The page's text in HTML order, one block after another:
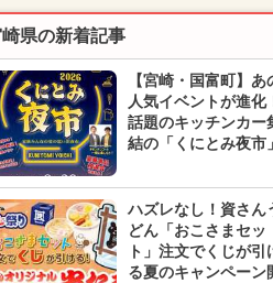
県の新着記事
【宮崎・国富町】あ
人気イベントが進化
話題のキッチンカー
結の「くにとみ夜市」
ハズレなし！資さん
どん「おこさまセッ
ト」注文でくじが引
る夏のキャンペーン